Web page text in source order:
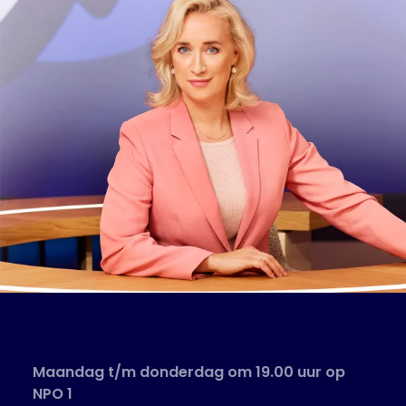
Maandag t/m donderdag om 19.00 uur op
NPO 1